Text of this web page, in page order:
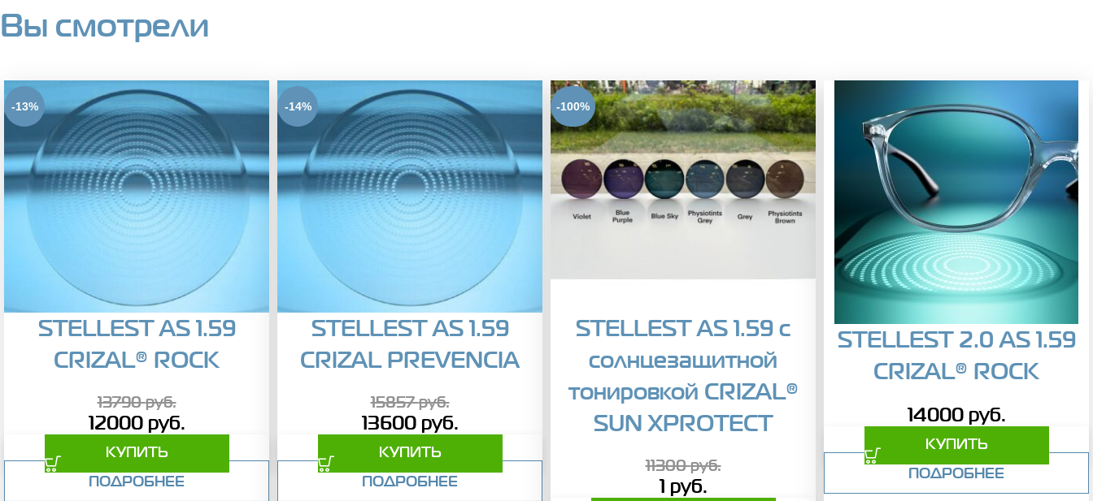
Вы смотрели
-13%
STELLEST AS 1.59
CRIZAL® ROCK
13790руб.
12000 руб.
КУПИТЬ
ПОДРОБНЕЕ
-14%
STELLEST AS 1.59
CRIZAL PREVENCIA
15857руб.
13600 руб.
КУПИТЬ
ПОДРОБНЕЕ
-100%
STELLEST AS 1.59 с
солнцезащитной
тонировкой CRIZAL®
SUN XPROTECT
11300руб.
1 руб.
STELLEST 2.0 AS 1.59
CRIZAL® ROCK
14000 руб.
КУПИТЬ
ПОДРОБНЕЕ